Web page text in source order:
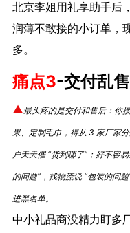
北京李姐用礼享助手后
润薄不敢接的小订单，
多。
痛点3-交付乱
▲最头疼的是交付和售后：你
果、定制毛巾，得从 3 家厂家
户天天催 “货到哪了”；好不容
的问题”，找物流说 “包装的问
进黑名单。
中小礼品商没精力盯多